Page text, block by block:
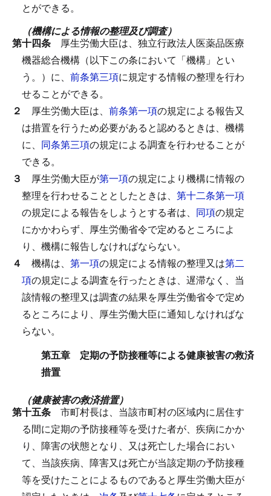
とができる。
（機構による情報の整理及び調査）
第十四条 厚生労働大臣は、独立行政法人医薬品医療
機器総合機構（以下この条において「機構」とい
う。）に、 前条第三項に規定する情報の整理を行わ
せることができる。
２ 厚生労働大臣は、 前条第一項の規定による報告又
は措置を行うため必要があると認めるときは、機構
に、 同条第三項の規定による調査を行わせることが
できる。
３ 厚生労働大臣が第一項の規定により機構に情報の
整理を行わせることとしたときは、 第十二条第一項
の規定による報告をしようとする者は、 同項の規定
にかかわらず、厚生労働省令で定めるところによ
り、機構に報告しなければならない。
４ 機構は、 第一項の規定による情報の整理又は第二
項の規定による調査を行ったときは、遅滞なく、当
該情報の整理又は調査の結果を厚生労働省令で定め
るところにより、厚生労働大臣に通知しなければな
らない。
第五章 定期の予防接種等による健康被害の救済
措置
（健康被害の救済措置）
第十五条 市町村長は、当該市町村の区域内に居住す
る間に定期の予防接種等を受けた者が、疾病にかか
り、障害の状態となり、又は死亡した場合におい
て、当該疾病、障害又は死亡が当該定期の予防接種
等を受けたことによるものであると厚生労働大臣が